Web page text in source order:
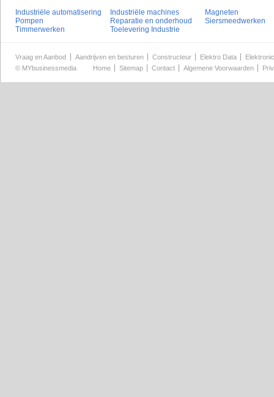
Industriële automatisering
Industriële machines
Magneten
Pompen
Reparatie en onderhoud
Siersmeedwerken
Timmerwerken
Toelevering Industrie
Vraag en Aanbod Aandrijven en besturen Constructeur Elektro Data
© MYbusinessmedia Home Sitemap Contact Algemene Voorwaarden